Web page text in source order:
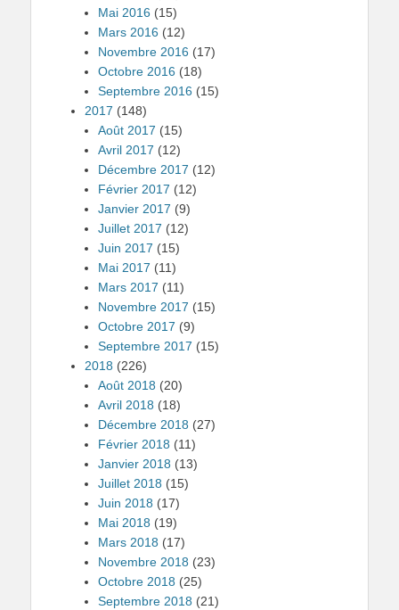
Mai 2016 (15)
Mars 2016 (12)
Novembre 2016 (17)
Octobre 2016 (18)
Septembre 2016 (15)
2017 (148)
Août 2017 (15)
Avril 2017 (12)
Décembre 2017 (12)
Février 2017 (12)
Janvier 2017 (9)
Juillet 2017 (12)
Juin 2017 (15)
Mai 2017 (11)
Mars 2017 (11)
Novembre 2017 (15)
Octobre 2017 (9)
Septembre 2017 (15)
2018 (226)
Août 2018 (20)
Avril 2018 (18)
Décembre 2018 (27)
Février 2018 (11)
Janvier 2018 (13)
Juillet 2018 (15)
Juin 2018 (17)
Mai 2018 (19)
Mars 2018 (17)
Novembre 2018 (23)
Octobre 2018 (25)
Septembre 2018 (21)